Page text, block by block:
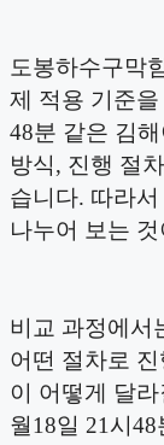
도봉하수구막
제 적용 기준
48분 같은 김
방식, 진행 절
습니다. 따라
나누어 보는
비교 과정에서
어떤 절차로
이 어떻게 달
월18일 21시